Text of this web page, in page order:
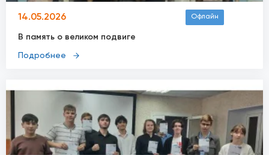
14.05.2026 Офлайн
В память о великом подвиге
Подробнее